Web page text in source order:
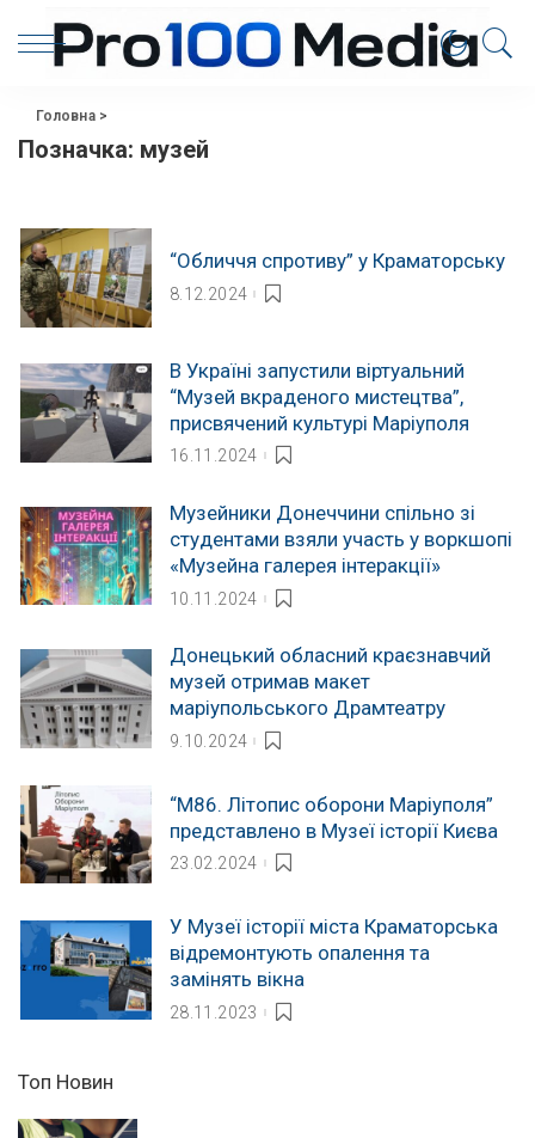
Головна>
Позначка: музей
“Обличчя спротиву” у Краматорську
8.12.2024
В Україні запустили віртуальний
“Музей вкраденого мистецтва”,
присвячений культурі Маріуполя
16.11.2024
Музейники Донеччини спільно зі
студентами взяли участь у воркшопі
«Музейна галерея інтеракції»
10.11.2024
Донецький обласний краєзнавчий
музей отримав макет
маріупольського Драмтеатру
9.10.2024
“М86. Літопис оборони Маріуполя”
представлено в Музеї історії Києва
23.02.2024
У Музеї історії міста Краматорська
відремонтують опалення та
замінять вікна
28.11.2023
Топ Новин